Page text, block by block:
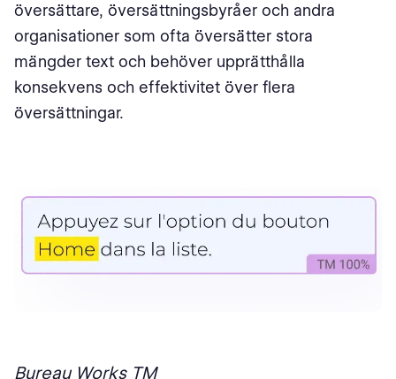
översättare, översättningsbyråer och andra
organisationer som ofta översätter stora
mängder text och behöver upprätthålla
konsekvens och effektivitet över flera
översättningar.
Bureau Works TM